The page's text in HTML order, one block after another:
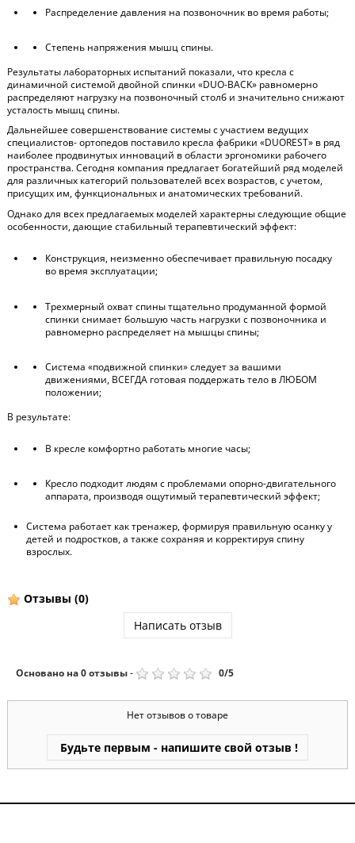
Распределение давления на позвоночник во время работы;
Степень напряжения мышц спины.
Результаты лабораторных испытаний показали, что кресла с
динамичной системой двойной спинки «DUO-BACK» равномерно
распределяют нагрузку на позвоночный столб и значительно снижают
усталость мышц спины.
Дальнейшее совершенствование системы с участием ведущих
специалистов- ортопедов поставило кресла фабрики «DUOREST» в ряд
наиболее продвинутых инноваций в области эргономики рабочего
пространства. Сегодня компания предлагает богатейший ряд моделей
для различных категорий пользователей всех возрастов, с учетом,
присущих им, функциональных и анатомических требований.
Однако для всех предлагаемых моделей характерны следующие общие
особенности, дающие стабильный терапевтический эффект:
Конструкция, неизменно обеспечивает правильную посадку
во время эксплуатации;
Трехмерный охват спины тщательно продуманной формой
спинки снимает большую часть нагрузки с позвоночника и
равномерно распределяет на мышцы спины;
Система «подвижной спинки» следует за вашими
движениями, ВСЕГДА готовая поддержать тело в ЛЮБОМ
положении;
В результате:
В кресле комфортно работать многие часы;
Кресло подходит людям с проблемами опорно-двигательного
аппарата, производя ощутимый терапевтический эффект;
Система работает как тренажер, формируя правильную осанку у
детей и подростков, а также сохраняя и корректируя спину
взрослых.
Отзывы (0)
Написать отзыв
Основано на0отзывы- 0/5
Нет отзывов о товаре
Будьте первым - напишите свой отзыв !